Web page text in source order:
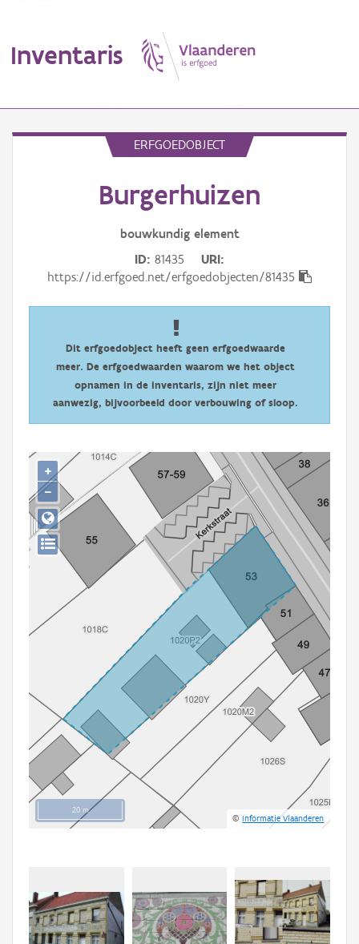
Inventaris
Persoon of collectief
Downloads
Aanmelden
ERFGOEDOBJECT
Burgerhuizen
bouwkundig element
ID 81435
URI
https://id.erfgoed.net/erfgoedobjecten/81435
Dit erfgoedobject heeft geen erfgoedwaarde
meer. De erfgoedwaarden waarom we het object
opnamen in de inventaris, zijn niet meer
aanwezig, bijvoorbeeld door verbouwing of sloop.
20 m
©Informatie Vlaanderen
+
−